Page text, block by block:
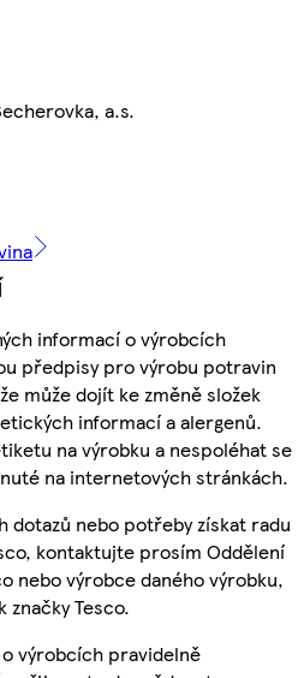
a.s.
informací o výrobcích
předpisy pro výrobu potravin
může dojít ke změně složek
informací a alergenů.
na výrobku a nespoléhat se
na internetových stránkách.
dotazů nebo potřeby získat radu
kontaktujte prosím Oddělení
nebo výrobce daného výrobku,
značky Tesco.
výrobcích pravidelně